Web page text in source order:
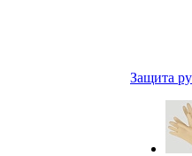
Защита